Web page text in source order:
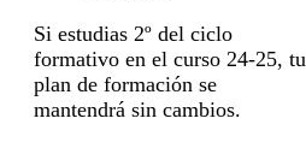
Si estudias 2º del ciclo
formativo en el curso 24-25, tu
plan de formación se
mantendrá sin cambios.